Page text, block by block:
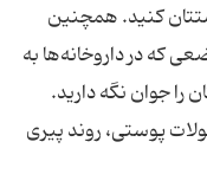
کنید. همچنین
که در داروخانه‌ها به
جوان نگه دارید.
پوستی، روند پیری